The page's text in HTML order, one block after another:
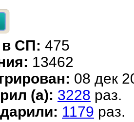
в СП: 475
13462
08 дек
(а): 3228 раз.
1179 раз.